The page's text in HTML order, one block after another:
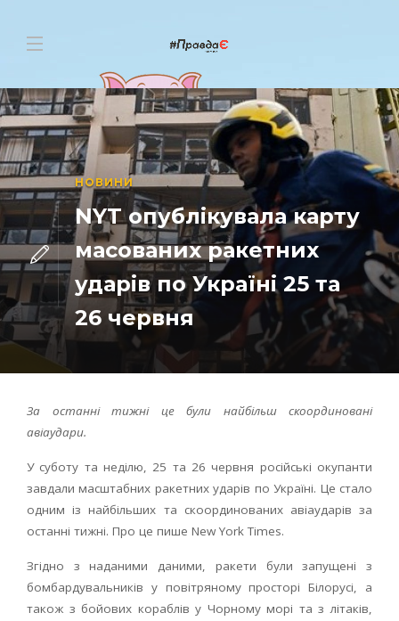
НОВИНИ
NYT опублікувала карту
масованих ракетних
ударів по Україні 25 та
26 червня
За останні тижні це були найбільш скоординовані
авіаудари.
У суботу та неділю, 25 та 26 червня російські окупанти
завдали масштабних ракетних ударів по Україні. Це стало
одним із найбільших та скоординованих авіаударів за
останні тижні. Про це пише New York Times.
Згідно з наданими даними, ракети були запущені з
бомбардувальників у повітряному просторі Білорусі, а
також з бойових кораблів у Чорному морі та з літаків,